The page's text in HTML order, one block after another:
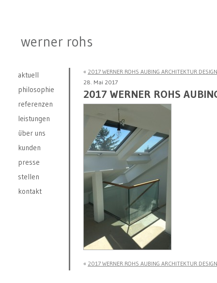
werner rohs
aktuell
philosophie
referenzen
leistungen
über uns
kunden
presse
stellen
kontakt
« 2017 WERNER ROHS AUBING ARCHITEKTUR
28. Mai 2017
2017 WERNER ROHS
« 2017 WERNER ROHS AUBING ARCHITEKTUR